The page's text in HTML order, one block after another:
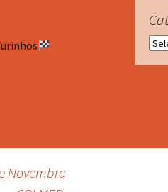
Novembro